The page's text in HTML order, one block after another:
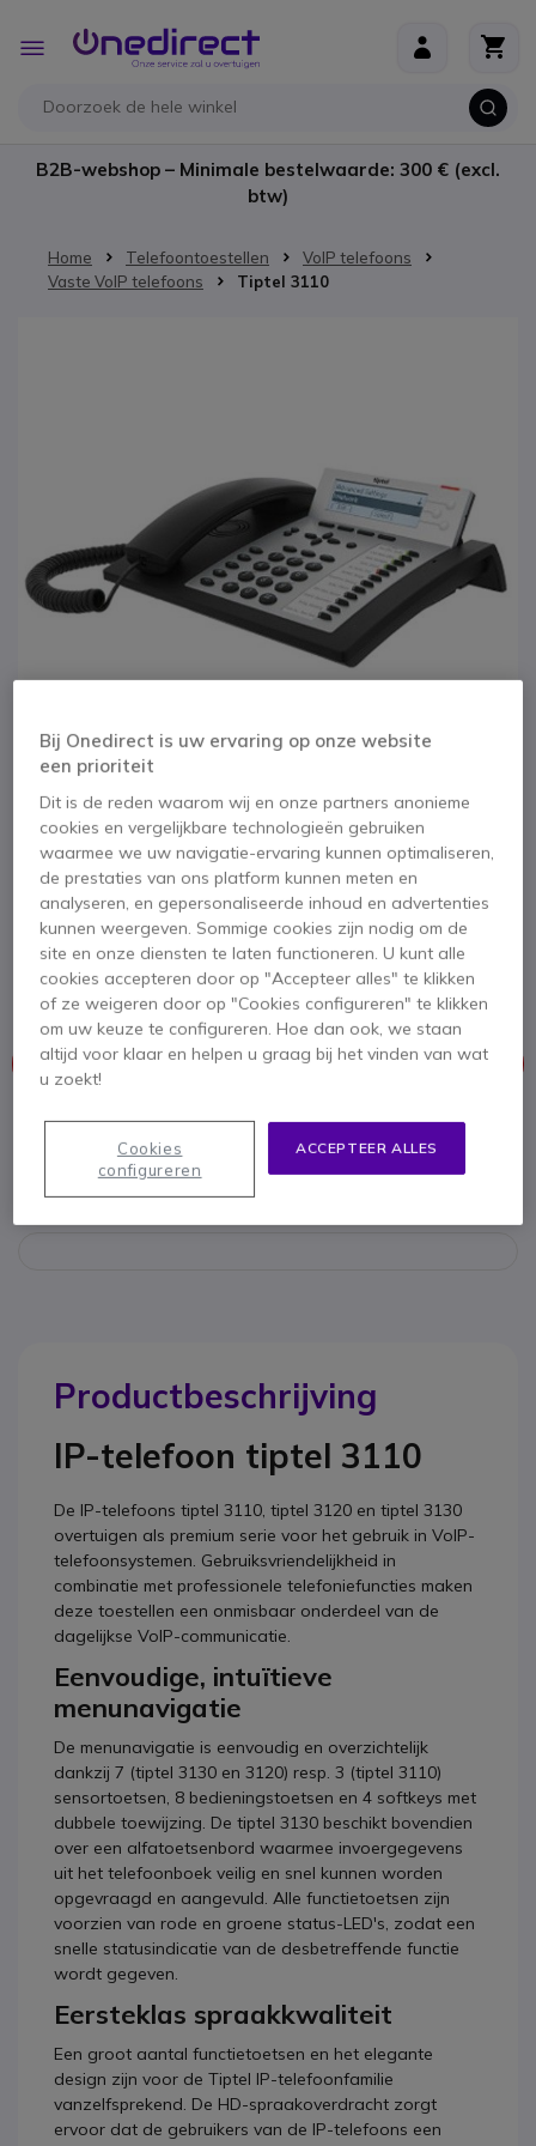
Toggle
Nav
B2B-webshop – Minimale bestelwaarde: 300 € (excl.
btw)
Home Telefoontoestellen
VoIP telefoons
Vaste VoIP telefoons
Tiptel 3110
Tiptel 3110
SKU TI3110IP // Referentie fabrikant: 1083300
Standaard IP-telefoon met maximaal 8 SIP-
accounts
Dit product wordt niet meer geproduceerd.
Om u van dienst te zijn bieden wij vergelijkbare producten aan
Bekijk alternatieven
Ga naar het begin van de afbeeldingen-gallerij
Productbeschrijving
IP-telefoon tiptel 3110
De IP-telefoons tiptel 3110, tiptel 3120 en tiptel 3130
overtuigen als premium serie voor het gebruik in VoIP-
telefoonsystemen. Gebruiksvriendelijkheid in
combinatie met professionele telefoniefuncties maken
deze toestellen een onmisbaar onderdeel van de
dagelijkse VoIP-communicatie.
Eenvoudige, intuïtieve
menunavigatie
De menunavigatie is eenvoudig en overzichtelijk
dankzij 7 (tiptel 3130 en 3120) resp. 3 (tiptel 3110)
sensortoetsen, 8 bedieningstoetsen en 4 softkeys met
dubbele toewijzing. De tiptel 3130 beschikt bovendien
over een alfatoetsenbord waarmee invoergegevens
uit het telefoonboek veilig en snel kunnen worden
opgevraagd en aangevuld. Alle functietoetsen zijn
voorzien van rode en groene status-LED's, zodat een
snelle statusindicatie van de desbetreffende functie
wordt gegeven.
Eersteklas spraakkwaliteit
Een groot aantal functietoetsen en het elegante
design zijn voor de Tiptel IP-telefoonfamilie
vanzelfsprekend. De HD-spraakoverdracht zorgt
ervoor dat de gebruikers van de IP-telefoons een
Bij Onedirect is uw ervaring op onze website
een prioriteit
Dit is de reden waarom wij en onze partners anonieme
cookies en vergelijkbare technologieën gebruiken
waarmee we uw navigatie-ervaring kunnen optimaliseren,
de prestaties van ons platform kunnen meten en
analyseren, en gepersonaliseerde inhoud en advertenties
kunnen weergeven. Sommige cookies zijn nodig om de
site en onze diensten te laten functioneren. U kunt alle
cookies accepteren door op "Accepteer alles" te klikken
of ze weigeren door op "Cookies configureren" te klikken
om uw keuze te configureren. Hoe dan ook, we staan
altijd voor klaar en helpen u graag bij het vinden van wat
u zoekt!
ACCEPTEER ALLES
Cookies
configureren